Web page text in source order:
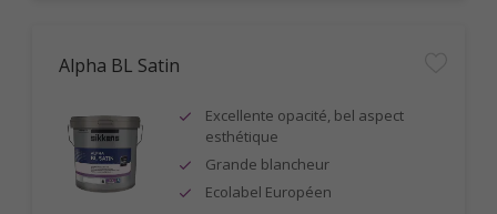
Alpha BL Satin
Excellente opacité, bel aspect
esthétique
Grande blancheur
Ecolabel Européen